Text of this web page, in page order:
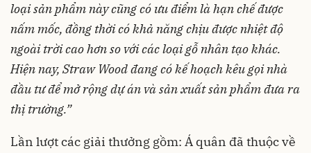
loại sản phẩm này cũng có ưu điểm là hạn chế được
nấm mốc, đồng thời có khả năng chịu được nhiệt độ
ngoài trời cao hơn so với các loại gỗ nhân tạo khác.
Hiện nay, Straw Wood đang có kế hoạch kêu gọi nhà
đầu tư để mở rộng dự án và sản xuất sản phẩm đưa ra
thị trường.”
Lần lượt các giải thưởng gồm: Á quân đã thuộc về